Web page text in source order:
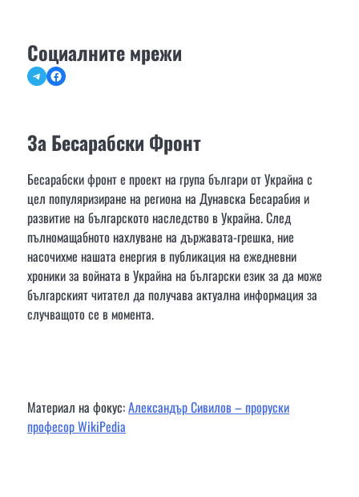
Социалните мрежи
TelegramFacebook
За Бесарабски Фронт
Бесарабски фронт е проект на група българи от Украйна с
цел популяризиране на региона на Дунавска Бесарабия и
развитие на българското наследство в Украйна. След
пълномащабното нахлуване на държавата-грешка, ние
насочихме нашата енергия в публикация на ежедневни
хроники за войната в Украйна на български език за да може
българският читател да получава актуална информация за
случващото се в момента.
Материал на фокус:Александър Сивилов – проруски
професор WikiPedia